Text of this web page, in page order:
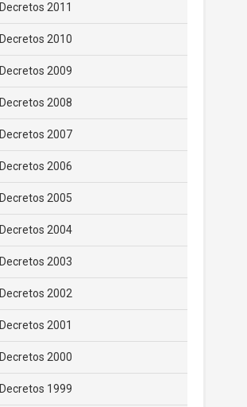
Decretos 2011
Decretos 2010
Decretos 2009
Decretos 2008
Decretos 2007
Decretos 2006
Decretos 2005
Decretos 2004
Decretos 2003
Decretos 2002
Decretos 2001
Decretos 2000
Decretos 1999